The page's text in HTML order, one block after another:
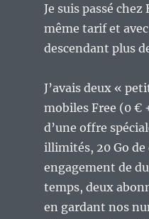
Je suis passé
même tarif et
descendant plus
J’avais deux «
mobiles Free (0 €
d’une offre
illimités, 20 Go de
engagement de
temps, deux
en gardant nos